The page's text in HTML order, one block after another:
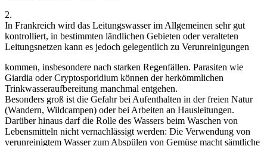
2.
In Frankreich wird das Leitungswasser im Allgemeinen sehr gut
kontrolliert, in bestimmten ländlichen Gebieten oder veralteten
Leitungsnetzen kann es jedoch gelegentlich zu Verunreinigungen
kommen, insbesondere nach starken Regenfällen. Parasiten wie
Giardia oder Cryptosporidium können der herkömmlichen
Trinkwasseraufbereitung manchmal entgehen.
Besonders groß ist die Gefahr bei Aufenthalten in der freien Natur
(Wandern, Wildcampen) oder bei Arbeiten an Hausleitungen.
Darüber hinaus darf die Rolle des Wassers beim Waschen von
Lebensmitteln nicht vernachlässigt werden: Die Verwendung von
verunreinigtem Wasser zum Abspülen von Gemüse macht sämtliche